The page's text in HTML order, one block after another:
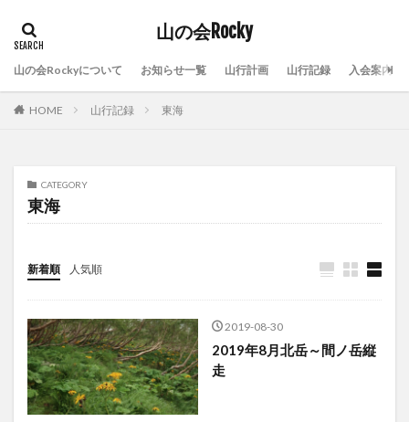
山の会Rocky
山の会Rockyについて お知らせ一覧 山行計画 山行記録 入会案内
HOME 山行記録 東海
CATEGORY
東海
新着順 人気順
2019-08-30
2019年8月北岳～間ノ岳縦
走